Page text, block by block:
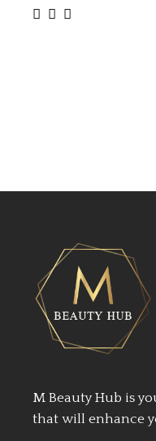
M Beauty Hub is
that will enhance